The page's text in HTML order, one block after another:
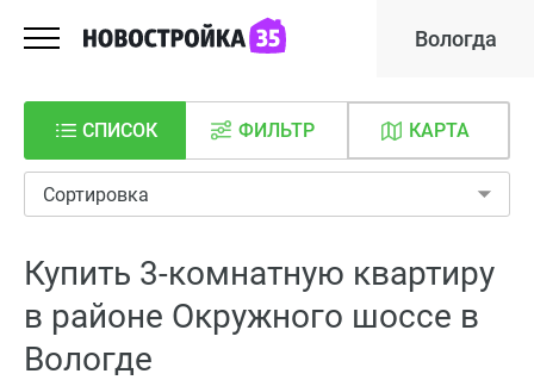
Вологда
СПИСОК КАРТА
ФИЛЬТР
Сортировка
Купить 3-комнатную квартиру
в районе Окружного шоссе в
Вологде